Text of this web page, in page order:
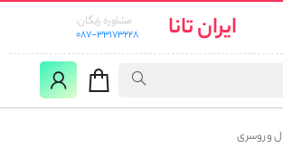
ایران تانا
مشاوره رایگان:
087-33173228
و روسری